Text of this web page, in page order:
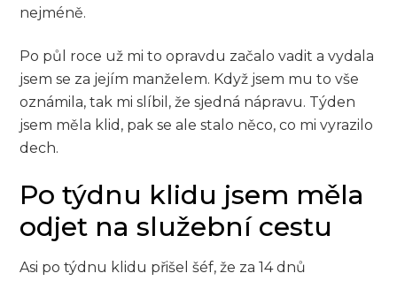
nejméně.
Po půl roce už mi to opravdu začalo vadit a vydala
jsem se za jejím manželem. Když jsem mu to vše
oznámila, tak mi slíbil, že sjedná nápravu. Týden
jsem měla klid, pak se ale stalo něco, co mi vyrazilo
dech.
Po týdnu klidu jsem měla
odjet na služební cestu
Asi po týdnu klidu přišel šéf, že za 14 dnů